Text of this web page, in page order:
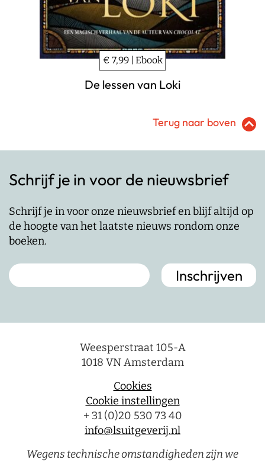
€ 7,99 | Ebook
De lessen van Loki
Terug naar boven
Schrijf je in voor de nieuwsbrief
Schrijf je in voor onze nieuwsbrief en blijf altijd op
de hoogte van het laatste nieuws rondom onze
boeken.
Weesperstraat 105-A
1018 VN Amsterdam
Cookies
Cookie instellingen
+ 31 (0)20 530 73 40
info@lsuitgeverij.nl
Wegens technische omstandigheden zijn we